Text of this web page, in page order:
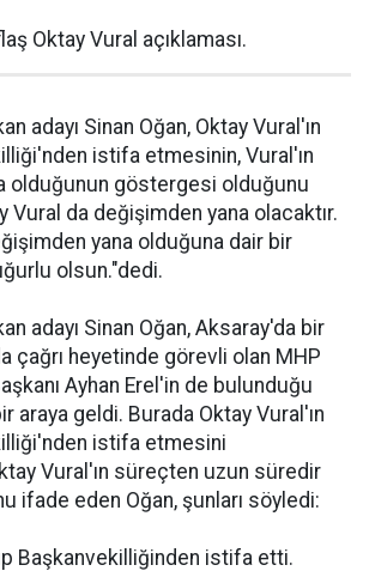
Oktay Vural açıklaması.
adayı Sinan Oğan, Oktay Vural'ın
istifa etmesinin, Vural'ın
olduğunun göstergesi olduğunu
Vural da değişimden yana olacaktır.
yana olduğuna dair bir
olsun."dedi.
adayı Sinan Oğan, Aksaray'da bir
çağrı heyetinde görevli olan MHP
Ayhan Erel'in de bulunduğu
araya geldi. Burada Oktay Vural'ın
istifa etmesini
Vural'ın süreçten uzun süredir
ifade eden Oğan, şunları söyledi:
Başkanvekilliğinden istifa etti.